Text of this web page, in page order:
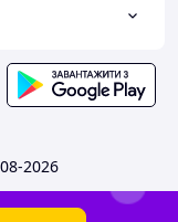
2026